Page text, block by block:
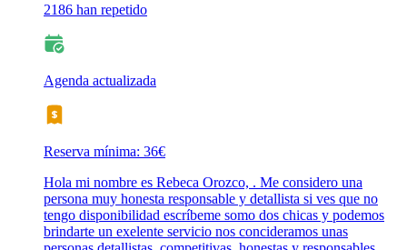
2186 han repetido
Agenda actualizada
Reserva mínima: 36€
Hola mi nombre es Rebeca Orozco, . Me considero una
persona muy honesta responsable y detallista si ves que no
tengo disponibilidad escríbeme somo dos chicas y podemos
brindarte un exelente servicio nos concideramos unas